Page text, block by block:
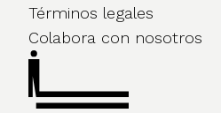
Términos legales
Colabora con nosotros